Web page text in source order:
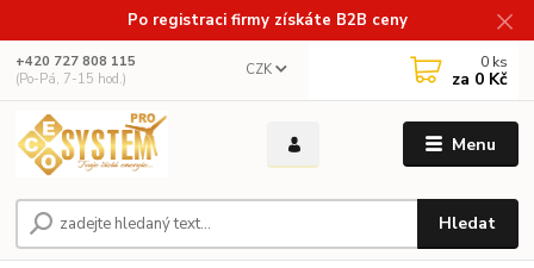
Po registraci firmy získáte B2B ceny
Menu
CZK
Hledat
+420 727 808 115
(Po-Pá, 7-15 hod.)
0 ks
za 0 Kč